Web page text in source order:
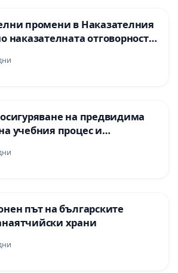
промени в Наказателния
наказателната отговорност
при особено тежки
на предвидима
учебния процес и
правото на равнопоставено
на учениците от
I“ и Хуманитарна
път на българските
храни